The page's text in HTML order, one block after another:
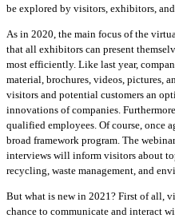
be explored by visitors, exhibitors, and
As in 2020, the main focus of the
that all exhibitors can present
most efficiently. Like last year,
material, brochures, videos, pictures,
visitors and potential customers an
innovations of companies.
qualified employees. Of course, once
broad framework program. The
interviews will inform visitors about
recycling, waste management, and
But what is new in 2021? First of all,
chance to communicate and interact